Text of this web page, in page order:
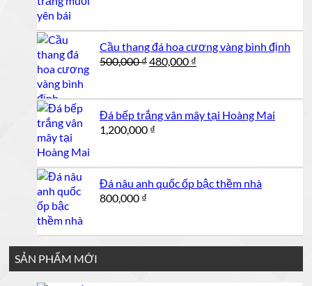
Cầu thang đá hoa cương vàng bình định
500,000₫Giá
480,000 ₫
480,000 ₫.
Đá bếp trắng vân mây tại Hoàng Mai
1,200,000 ₫
Đá nâu anh quốc ốp bậc thềm nhà
800,000 ₫
SẢN PHẨM MỚI